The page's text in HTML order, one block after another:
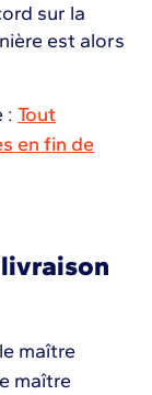
sur la
est alors
: Tout
en fin de
maître
maître